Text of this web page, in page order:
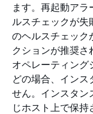
ます。再起動ア
ルスチェックが失
のヘルスチェック
クションが推奨さ
オペレーティング
どの場合、インス
せん。インスタン
じホスト上で保